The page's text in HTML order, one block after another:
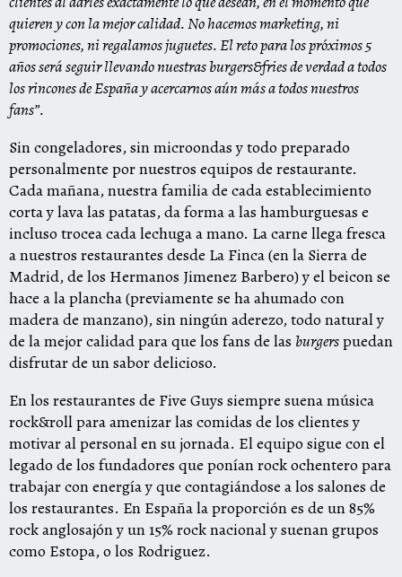
quieren y con la mejor calidad. No hacemos marketing, ni
promociones, ni regalamos juguetes. El reto para los próximos 5
años será seguir llevando nuestras burgers&fries de verdad a todos
los rincones de España y acercarnos aún más a todos nuestros
fans”.
Sin congeladores, sin microondas y todo preparado
personalmente por nuestros equipos de restaurante.
Cada mañana, nuestra familia de cada establecimiento
corta y lava las patatas, da forma a las hamburguesas e
incluso trocea cada lechuga a mano. La carne llega fresca
a nuestros restaurantes desde La Finca (en la Sierra de
Madrid, de los Hermanos Jimenez Barbero) y el beicon se
hace a la plancha (previamente se ha ahumado con
madera de manzano), sin ningún aderezo, todo natural y
de la mejor calidad para que los fans de las burgerspuedan
disfrutar de un sabor delicioso.
En los restaurantes de Five Guys siempre suena música
rock&roll para amenizar las comidas de los clientes y
motivar al personal en su jornada. El equipo sigue con el
legado de los fundadores que ponían rock ochentero para
trabajar con energía y que contagiándose a los salones de
los restaurantes. En España la proporción es de un 85%
rock anglosajón y un 15% rock nacional y suenan grupos
como Estopa, o los Rodriguez.